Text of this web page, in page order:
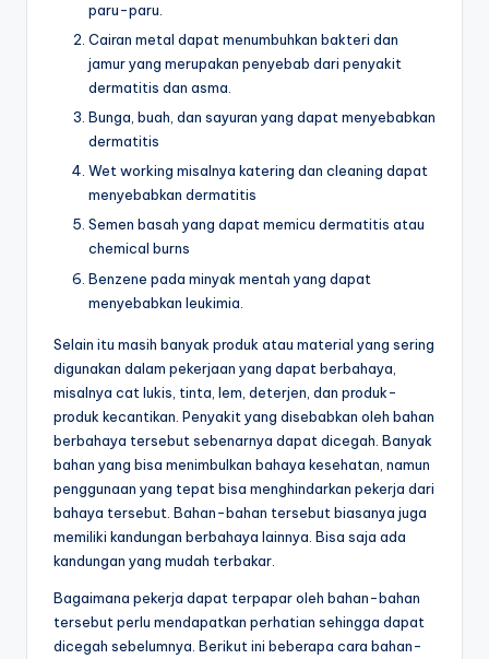
paru-paru.
Cairan metal dapat menumbuhkan bakteri dan
jamur yang merupakan penyebab dari penyakit
dermatitis dan asma.
Bunga, buah, dan sayuran yang dapat menyebabkan
dermatitis
Wet working misalnya katering dan cleaning dapat
menyebabkan dermatitis
Semen basah yang dapat memicu dermatitis atau
chemical burns
Benzene pada minyak mentah yang dapat
menyebabkan leukimia.
Selain itu masih banyak produk atau material yang sering
digunakan dalam pekerjaan yang dapat berbahaya,
misalnya cat lukis, tinta, lem, deterjen, dan produk-
produk kecantikan. Penyakit yang disebabkan oleh bahan
berbahaya tersebut sebenarnya dapat dicegah. Banyak
bahan yang bisa menimbulkan bahaya kesehatan, namun
penggunaan yang tepat bisa menghindarkan pekerja dari
bahaya tersebut. Bahan-bahan tersebut biasanya juga
memiliki kandungan berbahaya lainnya. Bisa saja ada
kandungan yang mudah terbakar.
Bagaimana pekerja dapat terpapar oleh bahan-bahan
tersebut perlu mendapatkan perhatian sehingga dapat
dicegah sebelumnya. Berikut ini beberapa cara bahan-